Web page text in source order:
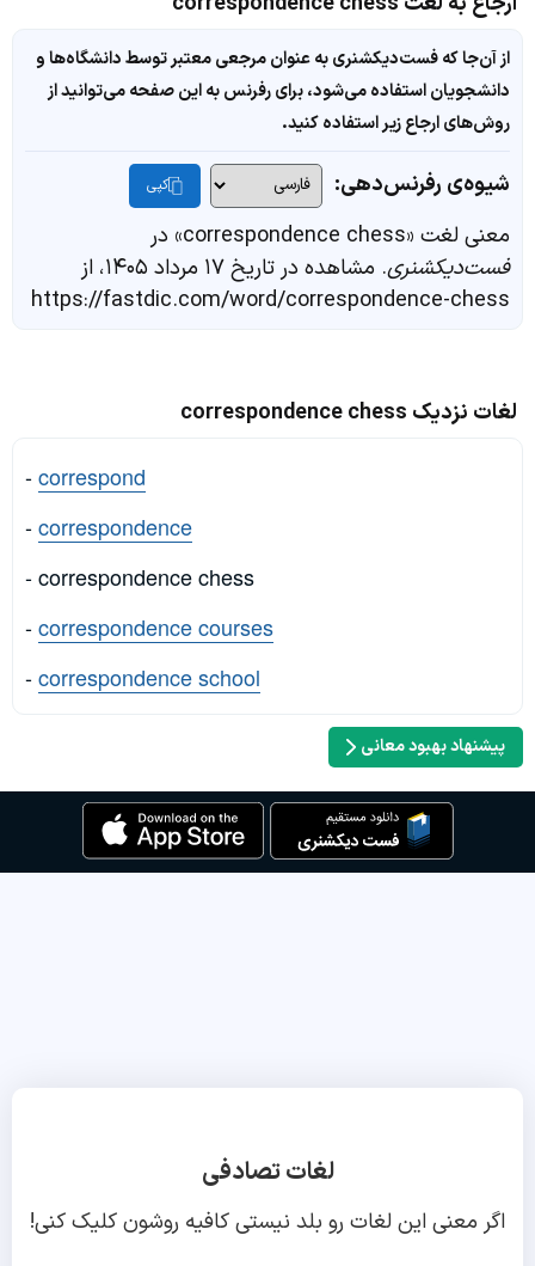
از آن‌جا که فست‌دیکشنری به عنوان مرجعی معتبر توسط دانشگاه‌ها و
دانشجویان استفاده می‌شود، برای رفرنس به این صفحه می‌توانید از
روش‌های ارجاع زیر استفاده کنید.
شیوه‌ی رفرنس‌دهی: کپی
معنی لغت «correspondence chess» در
فست‌دیکشنری
. مشاهده در تاریخ ۱۷ مرداد ۱۴۰۵، از
https://fastdic.com/word/correspondence-chess
لغات نزدیک correspondence chess
-correspond
-correspondence
- correspondence chess
-correspondence courses
-correspondence school
پیشنهاد بهبود معانی
لغات تصادفی
اگر معنی این لغات رو بلد نیستی کافیه روشون کلیک کنی!